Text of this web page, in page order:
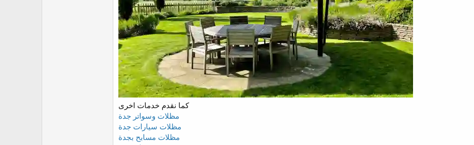
كما نقدم خدمات اخرى
مظلات وسواتر جدة
مظلات سيارات جدة
مظلات مسابح بجدة